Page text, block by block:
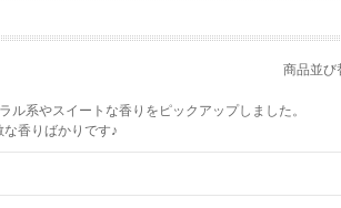
商品並び
ル系やスイートな香りをピックアップしました。
香りばかりです♪